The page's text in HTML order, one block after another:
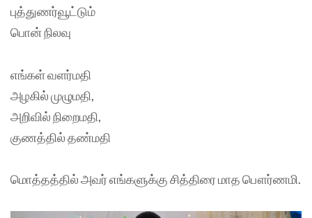
புத்துணர்வூட்டும்
பொன் நிலவு
எங்கள் வளர்மதி
அழகில் முழுமதி,
அறிவில் நிறைமதி,
குணத்தில் தண்மதி
மொத்தத்தில் அவர் எங்களுக்கு சித்திரை மாத பௌர்ணமி.